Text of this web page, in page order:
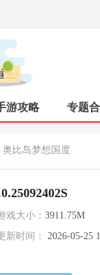
游攻略 专题
比岛梦想国度
戏大小： 3911.75M
新时间： 2026-05-25